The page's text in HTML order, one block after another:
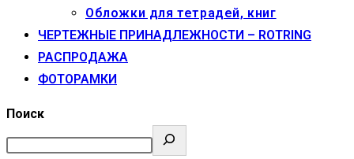
Обложки для тетрадей, книг
ЧЕРТЕЖНЫЕ ПРИНАДЛЕЖНОСТИ – ROTRING
РАСПРОДАЖА
ФОТОРАМКИ
Поиск